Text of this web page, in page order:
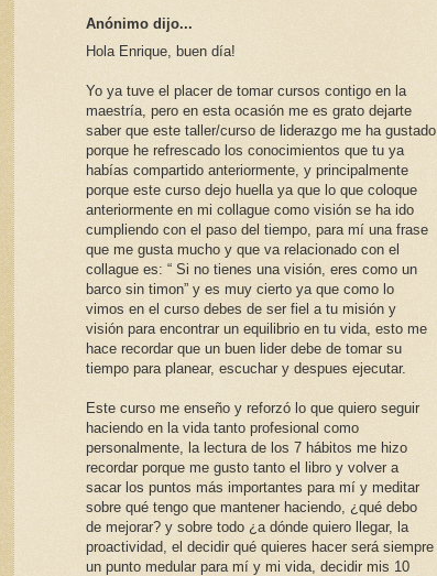
Anónimo dijo...
Hola Enrique, buen día!
Yo ya tuve el placer de tomar cursos contigo en la
maestría, pero en esta ocasión me es grato dejarte
saber que este taller/curso de liderazgo me ha gustado
porque he refrescado los conocimientos que tu ya
habías compartido anteriormente, y principalmente
porque este curso dejo huella ya que lo que coloque
anteriormente en mi collague como visión se ha ido
cumpliendo con el paso del tiempo, para mí una frase
que me gusta mucho y que va relacionado con el
collague es: “ Si no tienes una visión, eres como un
barco sin timon” y es muy cierto ya que como lo
vimos en el curso debes de ser fiel a tu misión y
visión para encontrar un equilibrio en tu vida, esto me
hace recordar que un buen lider debe de tomar su
tiempo para planear, escuchar y despues ejecutar.
Este curso me enseño y reforzó lo que quiero seguir
haciendo en la vida tanto profesional como
personalmente, la lectura de los 7 hábitos me hizo
recordar porque me gusto tanto el libro y volver a
sacar los puntos más importantes para mí y meditar
sobre qué tengo que mantener haciendo, ¿qué debo
de mejorar? y sobre todo ¿a dónde quiero llegar, la
proactividad, el decidir qué quieres hacer será siempre
un punto medular para mí y mi vida, decidir mis 10